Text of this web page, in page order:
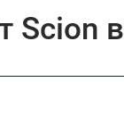
Scion